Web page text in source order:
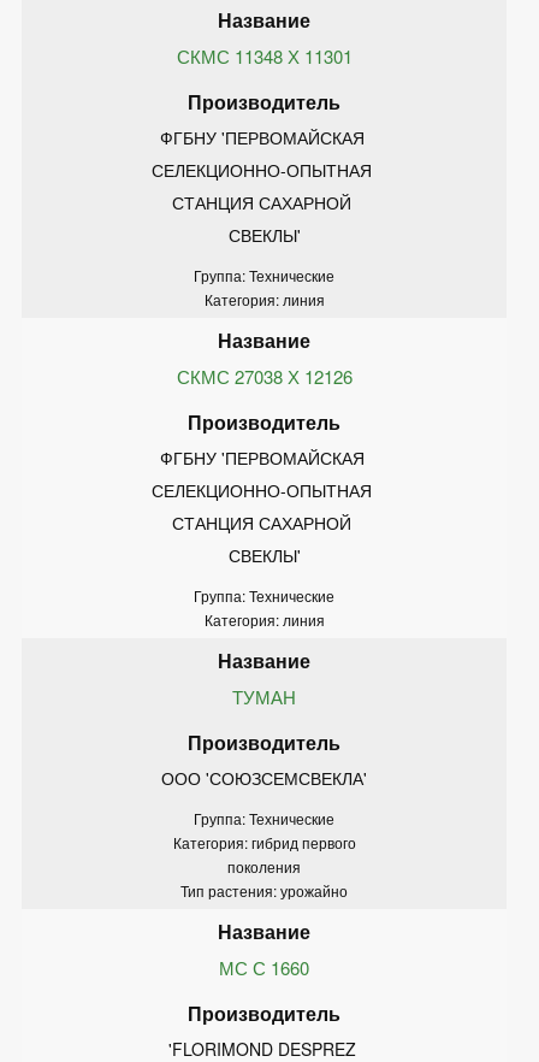
СКМС 11348 Х 11301
ФГБНУ 'ПЕРВОМАЙСКАЯ
СЕЛЕКЦИОННО-ОПЫТНАЯ
СТАНЦИЯ САХАРНОЙ
СВЕКЛЫ'
Группа: Технические
Категория: линия
СКМС 27038 Х 12126
ФГБНУ 'ПЕРВОМАЙСКАЯ
СЕЛЕКЦИОННО-ОПЫТНАЯ
СТАНЦИЯ САХАРНОЙ
СВЕКЛЫ'
Группа: Технические
Категория: линия
ТУМАН
ООО 'СОЮЗСЕМСВЕКЛА'
Группа: Технические
Категория: гибрид первого
поколения
Тип растения: урожайно
МС С 1660
'FLORIMOND DESPREZ